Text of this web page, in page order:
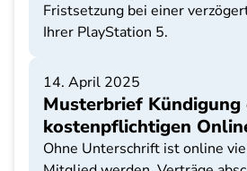
Fristsetzung bei einer
Ihrer PlayStation 5.
14. April 2025
Musterbrief Kündigung
kostenpflichtigen
Ohne Unterschrift ist online